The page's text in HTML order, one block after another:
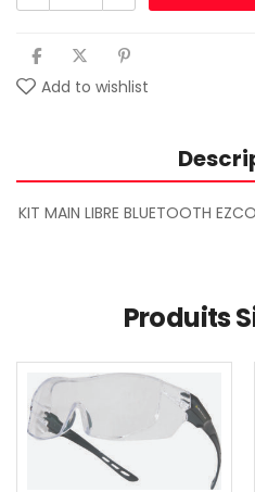
Add to wishlist
KIT MAIN LIBRE BLUETOOTH
Produits